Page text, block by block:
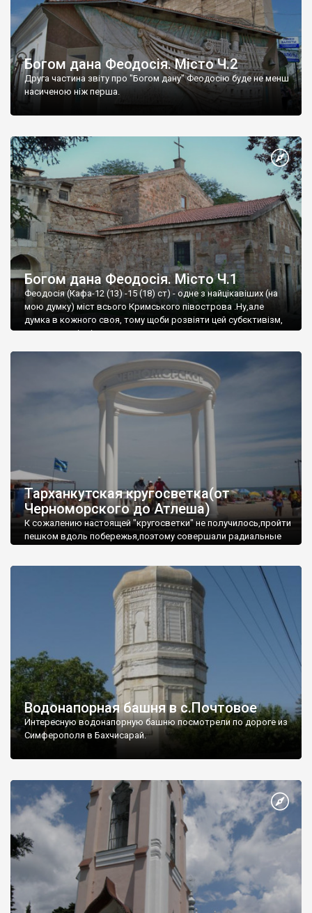
Богом дана Феодосія. Місто Ч.2
Друга частина звіту про "Богом дану" Феодосію буде не менш
насиченою ніж перша.
Богом дана Феодосія. Місто Ч.1
Феодосія (Кафа-12 (13) -15 (18) ст) - одне з найцікавіших (на
мою думку) міст всього Кримського півострова .Ну,але
думка в кожного своя, тому щоби розвіяти цей субєктивізм,
запрошую відвідати це
Тарханкутская кругосветка(от
Черноморского до Атлеша)
К сожалению настоящей "кругосветки" не получилось,пройти
пешком вдоль побережья,поэтому совершали радиальные
Водонапорная башня в с.Почтовое
Интересную водонапорную башню посмотрели по дороге из
Симферополя в Бахчисарай.